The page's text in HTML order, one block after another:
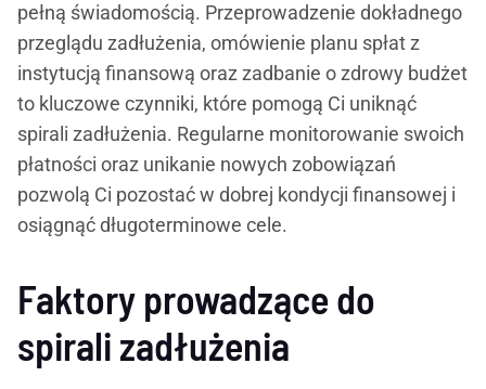
pełną świadomością. Przeprowadzenie dokładnego
przeglądu zadłużenia, omówienie planu spłat z
instytucją finansową oraz zadbanie o zdrowy budżet
to kluczowe czynniki, które pomogą Ci uniknąć
spirali zadłużenia. Regularne monitorowanie swoich
płatności oraz unikanie nowych zobowiązań
pozwolą Ci pozostać w dobrej kondycji finansowej i
osiągnąć długoterminowe cele.
Faktory prowadzące do
spirali zadłużenia